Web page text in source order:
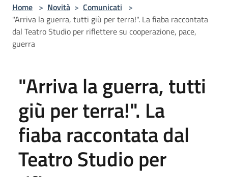
Home > Novità > Comunicati >
"Arriva la guerra, tutti giù per terra!". La fiaba raccontata
dal Teatro Studio per riflettere su cooperazione, pace,
guerra
"Arriva la guerra, tutti
giù per terra!". La
fiaba raccontata dal
Teatro Studio per